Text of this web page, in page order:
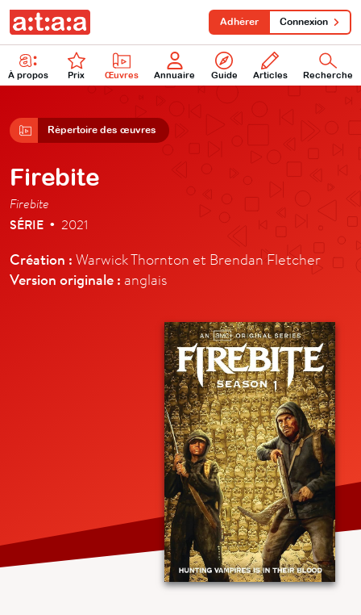
À propos Prix Œuvres Annuaire Guide Articles Recherche
Adhérer Connexion
Répertoire des œuvres
Firebite
Firebite
SÉRIE • 2021
Création : Warwick Thornton et Brendan Fletcher
Version originale : anglais